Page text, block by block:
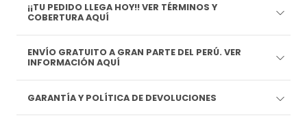
¡¡TU PEDIDO LLEGA HOY!! VER TÉRMINOS Y
COBERTURA AQUÍ
ENVÍO GRATUITO A GRAN PARTE DEL PERÚ. VER
INFORMACIÓN AQUÍ
GARANTÍA Y POLÍTICA DE DEVOLUCIONES